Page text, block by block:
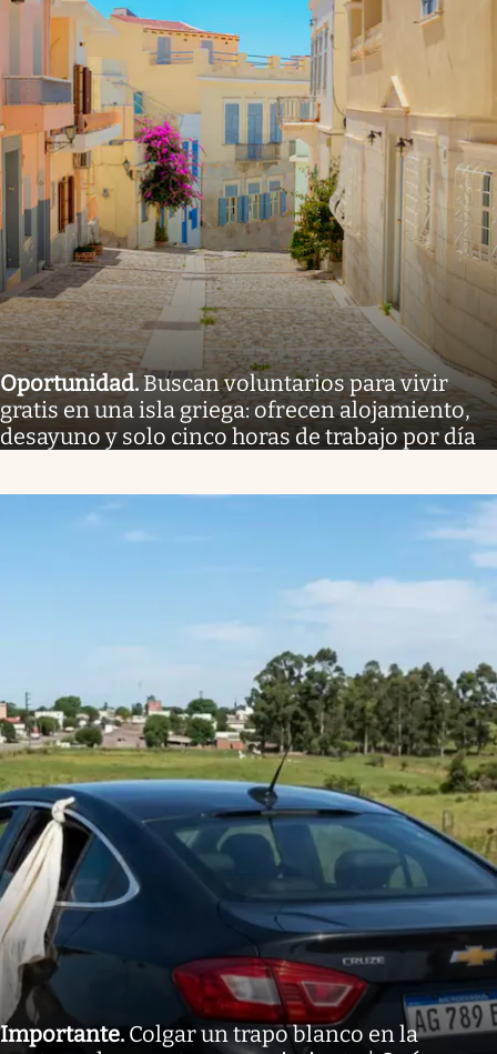
Oportunidad.Buscan voluntarios para vivir
gratis en una isla griega: ofrecen alojamiento,
desayuno y solo cinco horas de trabajo por día
Importante. Colgar un trapo blanco en la